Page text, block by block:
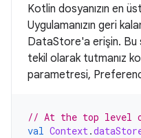
Kotlin dosyanızın en
Uygulamanızın geri
DataStore'a erişin.
tekil olarak tutmanız
parametresi,
// At the top level
val Context.